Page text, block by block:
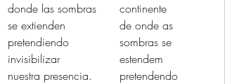
donde las sombras
se extienden
pretendiendo
invisibilizar
nuestra presencia.
continente
de onde as
sombras se
estendem
pretendendo